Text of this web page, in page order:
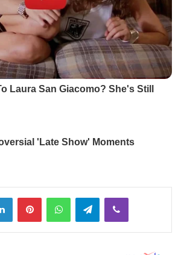
LinkedInPinterestWhatsAppTelegramViber